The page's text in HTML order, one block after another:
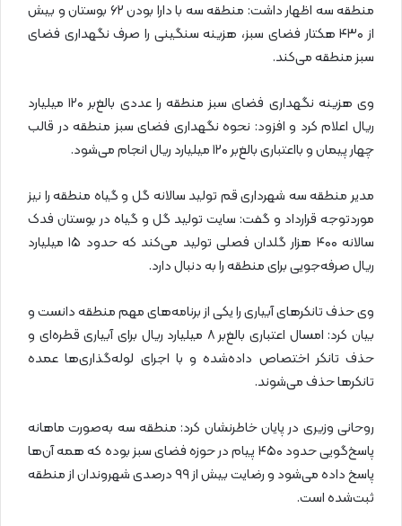
منطقه سه اظهار داشت: منطقه سه با دارا بودن ۶۲ بوستان و بیش
از ۴۳۰ هکتار فضای سبز، هزینه سنگینی را صرف نگهداری فضای
سبز منطقه می‌کند.
وی هزینه نگهداری فضای سبز منطقه را عددی بالغ‌بر ۱۲۰ میلیارد
ریال اعلام کرد و افزود: نحوه نگهداری فضای سبز منطقه در قالب
چهار پیمان و بااعتباری بالغ‌بر ۱۲۰ میلیارد ریال انجام می‌شود.
مدیر منطقه سه شهرداری قم تولید سالانه گل و گیاه منطقه را نیز
موردتوجه قرارداد و گفت: سایت تولید گل و گیاه در بوستان فدک
سالانه ۴۰۰ هزار گلدان فصلی تولید می‌کند که حدود ۱۵ میلیارد
ریال صرفه‌جویی برای منطقه را به دنبال دارد.
وی حذف تانکرهای آبیاری را یکی از برنامه‌های مهم منطقه دانست و
بیان کرد: امسال اعتباری بالغ‌بر ۸ میلیارد ریال برای آبیاری قطره‌ای و
حذف تانکر اختصاص داده‌شده و با اجرای لوله‌گذاری‌ها عمده
تانکرها حذف می‌شوند.
روحانی وزیری در پایان خاطرنشان کرد: منطقه سه به‌صورت ماهانه
پاسخ‌گویی حدود ۴۵۰ پیام در حوزه فضای سبز بوده که همه آن‌ها
پاسخ داده می‌شود و رضایت بیش از ۹۹ درصدی شهروندان از منطقه
ثبت‌شده است.